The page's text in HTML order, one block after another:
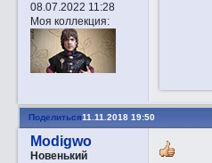
08.07.2022 11:28
Моя коллекция:
Поделиться11.11.2018 19:50
Modigwo
Новенький